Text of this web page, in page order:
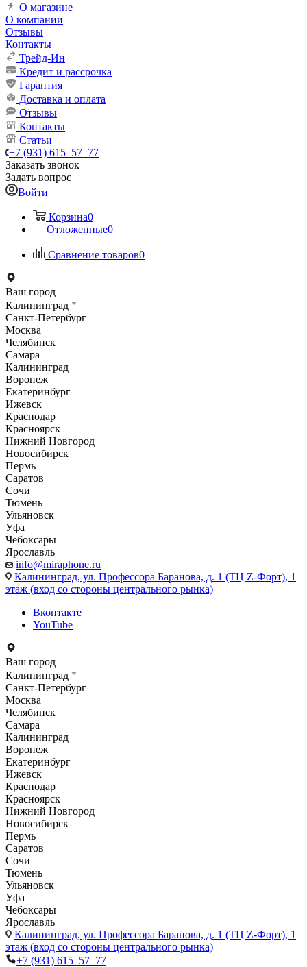
О магазине
О компании
Отзывы
Контакты
Трейд-Ин
Кредит и рассрочка
Гарантия
Доставка и оплата
Отзывы
Контакты
Статьи
+7 (931) 615‒57‒77
Заказать звонок
Задать вопрос
Войти
Корзина0
Отложенные0
Сравнение товаров0
Ваш город
Калининград
Санкт-Петербург
Москва
Челябинск
Самара
Калининград
Воронеж
Екатеринбург
Ижевск
Краснодар
Красноярск
Нижний Новгород
Новосибирск
Пермь
Саратов
Сочи
Тюмень
Ульяновск
Уфа
Чебоксары
Ярославль
info@miraphone.ru
Калининград, ул. Профессора Баранова, д. 1 (ТЦ Z-Форт), 1
этаж (вход со стороны центрального рынка)
Вконтакте
YouTube
Ваш город
Калининград
Санкт-Петербург
Москва
Челябинск
Самара
Калининград
Воронеж
Екатеринбург
Ижевск
Краснодар
Красноярск
Нижний Новгород
Новосибирск
Пермь
Саратов
Сочи
Тюмень
Ульяновск
Уфа
Чебоксары
Ярославль
Калининград, ул. Профессора Баранова, д. 1 (ТЦ Z-Форт), 1
этаж (вход со стороны центрального рынка)
+7 (931) 615‒57‒77